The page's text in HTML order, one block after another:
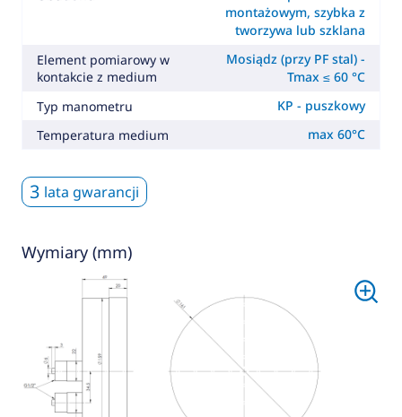
montażowym, szybka z
tworzywa lub szklana
Element pomiarowy w
kontakcie z medium
Mosiądz (przy PF stal) -
Tmax ≤ 60 °C
Typ manometru
KP - puszkowy
Temperatura medium
max 60°C
3 lata gwarancji
Wymiary (mm)